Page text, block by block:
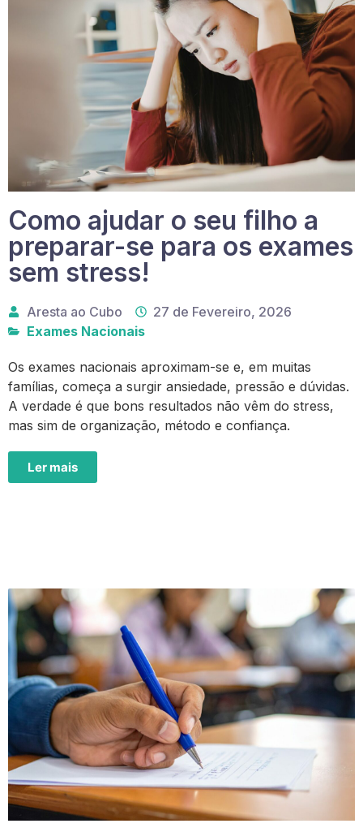
Como ajudar o seu filho a
preparar-se para os exames
sem stress!
Aresta ao Cubo
27 de Fevereiro, 2026
Exames Nacionais
Os exames nacionais aproximam-se e, em muitas
famílias, começa a surgir ansiedade, pressão e dúvidas.
A verdade é que bons resultados não vêm do stress,
mas sim de organização, método e confiança.
Ler mais